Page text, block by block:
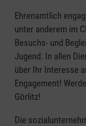
Ehrenamtlich
unter anderem im
Besuchs- und
Jugend. In allen
über Ihr Interesse
Engagement!
Görlitz!
Die